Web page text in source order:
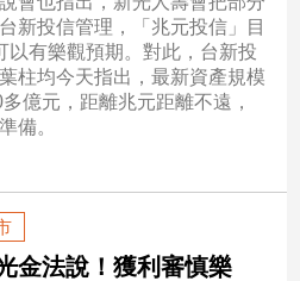
新投信管理，「兆元投信」目
以有樂觀預期。對此，台新投
柱均今天指出，最新資產規模
億元，距離兆元距離不遠，
備。
金法說！獲利審慎樂